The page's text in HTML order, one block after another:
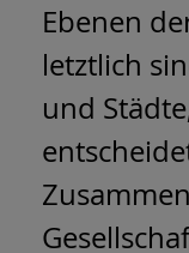
Ebenen
letztlich
und